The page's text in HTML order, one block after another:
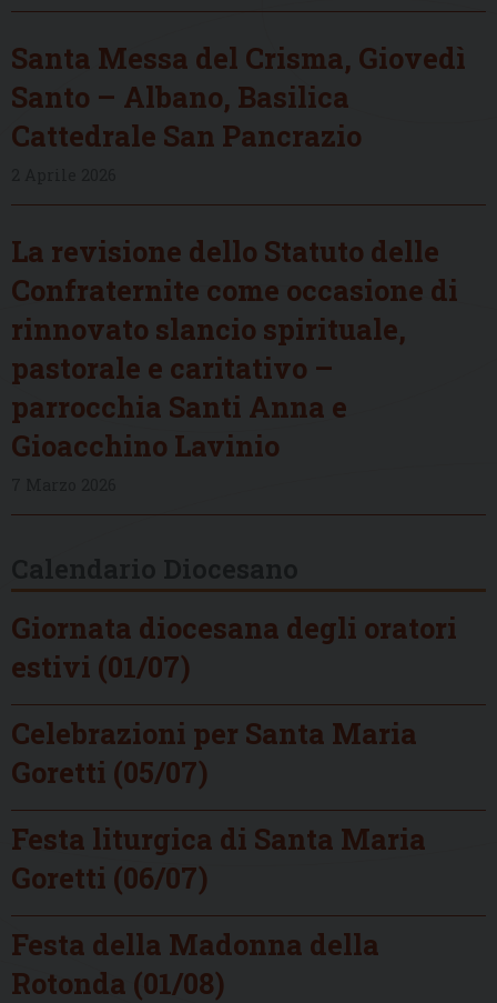
Santa Messa del Crisma, Giovedì
Santo – Albano, Basilica
Cattedrale San Pancrazio
La revisione dello Statuto delle
Confraternite come occasione di
rinnovato slancio spirituale,
pastorale e caritativo –
parrocchia Santi Anna e
Gioacchino Lavinio
Giornata diocesana degli oratori
estivi (01/07)
Celebrazioni per Santa Maria
Goretti (05/07)
Festa liturgica di Santa Maria
Goretti (06/07)
Festa della Madonna della
Rotonda (01/08)